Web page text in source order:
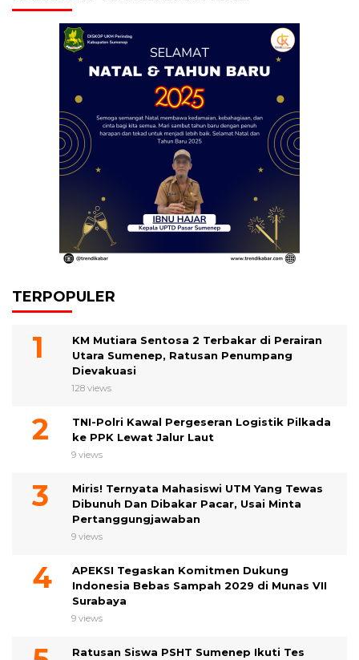
TERPOPULER
KM Mutiara Sentosa 2 Terbakar di Perairan
Utara Sumenep, Ratusan Penumpang
Dievakuasi
128 views
TNI-Polri Kawal Pergeseran Logistik Pilkada
ke PPK Lewat Jalur Laut
9 views
Miris! Ternyata Mahasiswi UTM Yang Tewas
Dibunuh Dan Dibakar Pacar, Usai Minta
Pertanggungjawaban
9 views
APEKSI Tegaskan Komitmen Dukung
Indonesia Bebas Sampah 2029 di Munas VII
Surabaya
9 views
Ratusan Siswa PSHT Sumenep Ikuti Tes